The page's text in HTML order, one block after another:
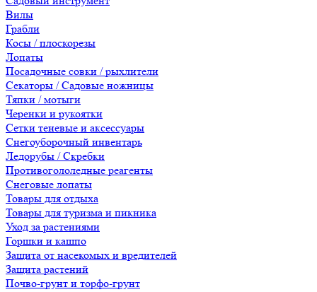
Вилы
Грабли
Косы / плоскорезы
Лопаты
Посадочные совки / рыхлители
Секаторы / Садовые ножницы
Тяпки / мотыги
Черенки и рукоятки
Сетки теневые и аксессуары
Снегоуборочный инвентарь
Ледорубы / Скребки
Противогололедные реагенты
Снеговые лопаты
Товары для отдыха
Товары для туризма и пикника
Уход за растениями
Горшки и кашпо
Защита от насекомых и вредителей
Защита растений
Почво-грунт и торфо-грунт